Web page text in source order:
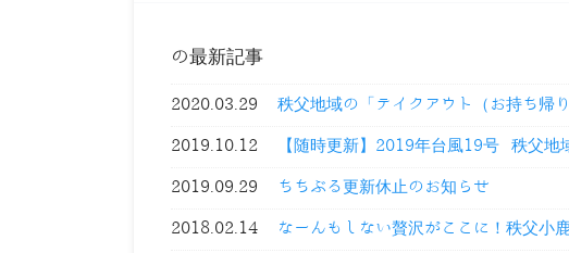
の最新記事
2020.03.29 秩父地域の「テイクアウト（お持ち帰
2019.10.12 【随時更新】2019年台風19号 秩父地
2019.09.29 ちちぶる更新休止のお知らせ
2018.02.14 なーんもしない贅沢がここに！秩父小